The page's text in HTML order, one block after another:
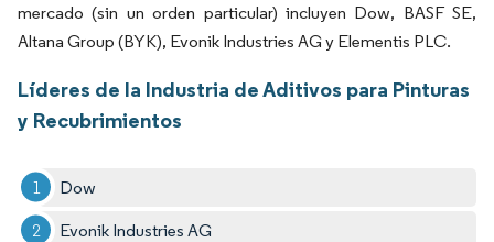
mercado (sin un orden particular) incluyen Dow, BASF SE,
Altana Group (BYK), Evonik Industries AG y Elementis PLC.
Líderes de la Industria de Aditivos para Pinturas
y Recubrimientos
Dow
Evonik Industries AG